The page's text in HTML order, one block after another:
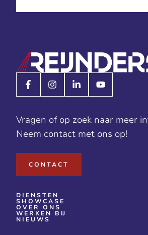
Vragen of op zoek naar meer
Neem contact met ons op!
CONTACT
DIENSTEN
SHOWCASE
OVER ONS
WERKEN BIJ
NIEUWS